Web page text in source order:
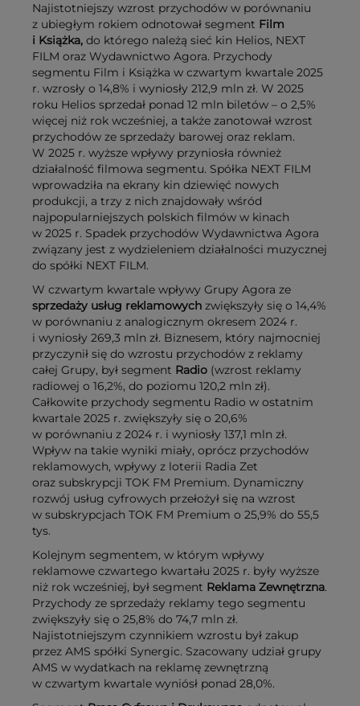
Najistotniejszy wzrost przychodów w porównaniu
z ubiegłym rokiem odnotował segment Film
i Książka, do którego należą sieć kin Helios, NEXT
FILM oraz Wydawnictwo Agora. Przychody
segmentu Film i Książka w czwartym kwartale 2025
r. wzrosły o 14,8% i wyniosły 212,9 mln zł. W 2025
roku Helios sprzedał ponad 12 mln biletów – o 2,5%
więcej niż rok wcześniej, a także zanotował wzrost
przychodów ze sprzedaży barowej oraz reklam.
W 2025 r. wyższe wpływy przyniosła również
działalność filmowa segmentu. Spółka NEXT FILM
wprowadziła na ekrany kin dziewięć nowych
produkcji, a trzy z nich znajdowały wśród
najpopularniejszych polskich filmów w kinach
w 2025 r. Spadek przychodów Wydawnictwa Agora
związany jest z wydzieleniem działalności muzycznej
do spółki NEXT FILM.
W czwartym kwartale wpływy Grupy Agora ze
sprzedaży usług reklamowych zwiększyły się o 14,4%
w porównaniu z analogicznym okresem 2024 r.
i wyniosły 269,3 mln zł. Biznesem, który najmocniej
przyczynił się do wzrostu przychodów z reklamy
całej Grupy, był segment Radio (wzrost reklamy
radiowej o 16,2%, do poziomu 120,2 mln zł).
Całkowite przychody segmentu Radio w ostatnim
kwartale 2025 r. zwiększyły się o 20,6%
w porównaniu z 2024 r. i wyniosły 137,1 mln zł.
Wpływ na takie wyniki miały, oprócz przychodów
reklamowych, wpływy z loterii Radia Zet
oraz subskrypcji TOK FM Premium. Dynamiczny
rozwój usług cyfrowych przełożył się na wzrost
w subskrypcjach TOK FM Premium o 25,9% do 55,5
tys.
Kolejnym segmentem, w którym wpływy
reklamowe czwartego kwartału 2025 r. były wyższe
niż rok wcześniej, był segment Reklama Zewnętrzna.
Przychody ze sprzedaży reklamy tego segmentu
zwiększyły się o 25,8% do 74,7 mln zł.
Najistotniejszym czynnikiem wzrostu był zakup
przez AMS spółki Synergic. Szacowany udział grupy
AMS w wydatkach na reklamę zewnętrzną
w czwartym kwartale wyniósł ponad 28,0%.